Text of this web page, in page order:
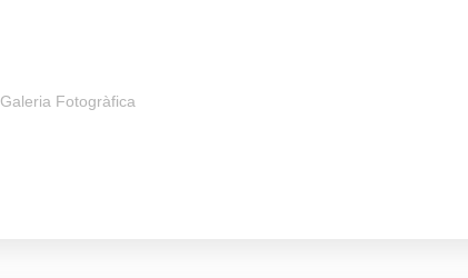
Galeria Fotogràfica